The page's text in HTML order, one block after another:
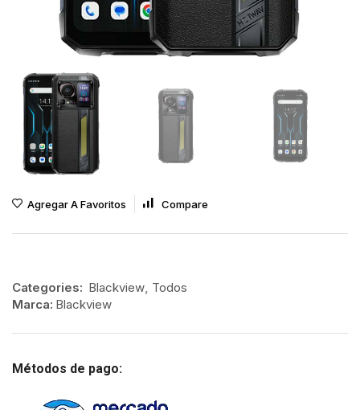
Agregar A Favoritos Compare
Categories: Blackview, Todos
Marca: Blackview
Métodos de pago: